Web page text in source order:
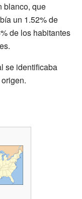
blanco, que
un 1.52% de
de los habitantes
se identificaba